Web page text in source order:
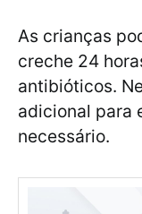
As crianças
creche 24
antibióticos.
adicional para
necessário.